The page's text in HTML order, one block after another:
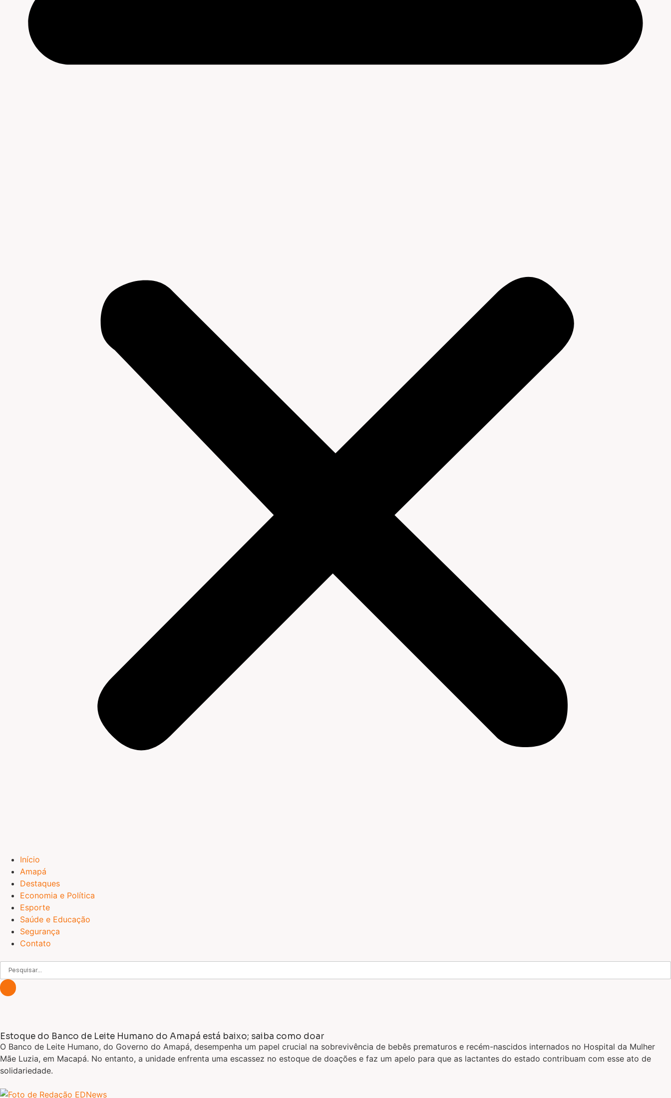
Início
Amapá
Destaques
Economia e Política
Esporte
Saúde e Educação
Segurança
Contato
Estoque do Banco de Leite Humano do Amapá está baixo; saiba como doar
O Banco de Leite Humano, do Governo do Amapá, desempenha um papel crucial na sobrevivência de bebês prematuros e recém-nascidos internados no Hospital da Mulher
Mãe Luzia, em Macapá. No entanto, a unidade enfrenta uma escassez no estoque de doações e faz um apelo para que as lactantes do estado contribuam com esse ato de
solidariedade.